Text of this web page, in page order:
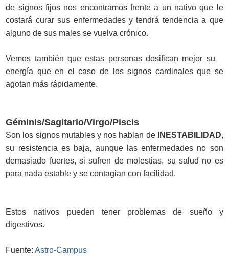
de signos fijos nos encontramos frente a un nativo que le
costará curar sus enfermedades y tendrá tendencia a que
alguno de sus males se vuelva crónico.
Vemos también que estas personas dosifican mejor su
energía que en el caso de los signos cardinales que se
agotan más rápidamente.
Géminis/Sagitario/Virgo/Piscis
Son los signos mutables y nos hablan de INESTABILIDAD,
su resistencia es baja, aunque las enfermedades no son
demasiado fuertes, si sufren de molestias, su salud no es
para nada estable y se contagian con facilidad.
Estos nativos pueden tener problemas de sueño y
digestivos.
Fuente:Astro-Campus